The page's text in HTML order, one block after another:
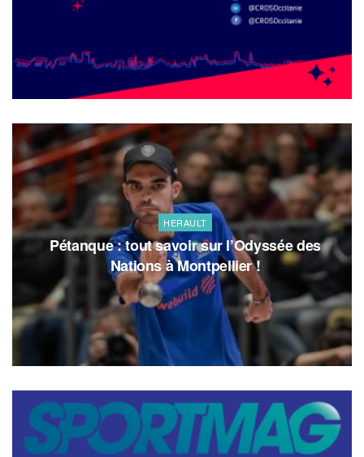
HERAULT
Pétanque : tout savoir sur l’Odyssée des
Nations à Montpellier !